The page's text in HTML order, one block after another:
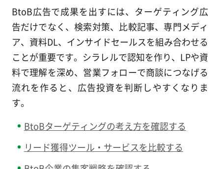
BtoB広告で成果を出すには、ターゲティング広
告だけでなく、検索対策、比較記事、専門メディ
ア、資料DL、インサイドセールスを組み合わせる
ことが重要です。シラレルで認知を作り、LPや資
料で理解を深め、営業フォローで商談につなげる
流れを作ると、広告投資を判断しやすくなりま
す。
BtoBターゲティングの考え方を確認する
リード獲得ツール・サービスを比較する